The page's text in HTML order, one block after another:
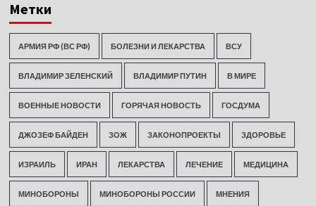
Метки
АРМИЯ РФ (ВС РФ) БОЛЕЗНИ И ЛЕКАРСТВА ВСУ
ВЛАДИМИР ЗЕЛЕНСКИЙ ВЛАДИМИР ПУТИН В МИРЕ
ВОЕННЫЕ НОВОСТИ ГОРЯЧАЯ НОВОСТЬ ГОСДУМА
ДЖОЗЕФ БАЙДЕН ЗОЖ ЗАКОНОПРОЕКТЫ ЗДОРОВЬЕ
ИЗРАИЛЬ ИРАН ЛЕКАРСТВА ЛЕЧЕНИЕ МЕДИЦИНА
МИНОБОРОНЫ МИНОБОРОНЫ РОССИИ МНЕНИЯ